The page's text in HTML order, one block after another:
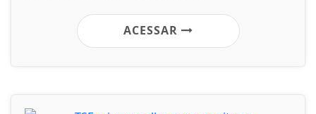
ACESSAR